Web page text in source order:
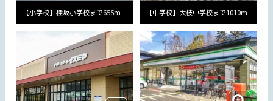
【小学校】桂坂小学校まで655m 【中学校】大枝中学校まで1010m